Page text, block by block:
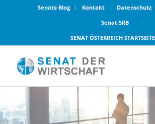
Senats-Blog Kontakt Datenschutz
Senat SRB
SENAT ÖSTERREICH STARTSEITE